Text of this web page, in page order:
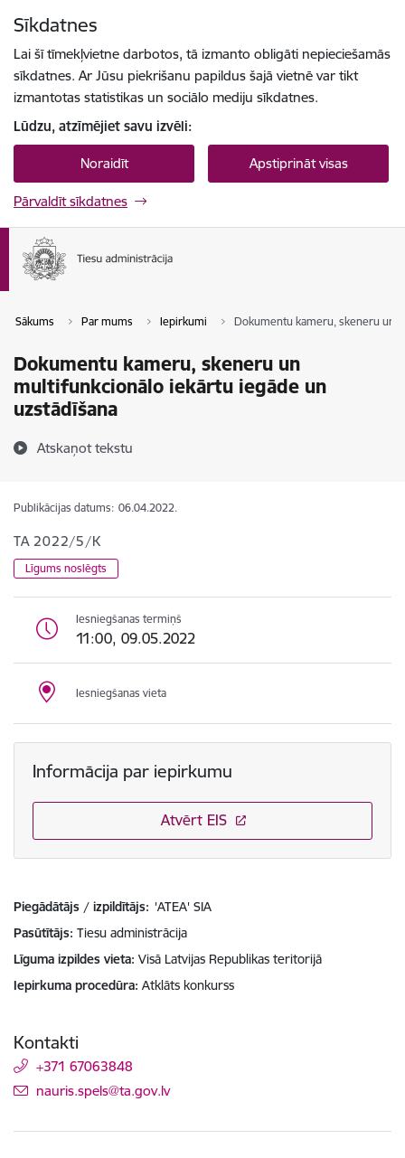
Sīkdatnes
Lai šī tīmekļvietne darbotos, tā izmanto obligāti nepieciešamās
sīkdatnes. Ar Jūsu piekrišanu papildus šajā vietnē var tikt
izmantotas statistikas un sociālo mediju sīkdatnes.
Lūdzu, atzīmējiet savu izvēli:
Noraidīt Apstiprināt visas
Pārvaldīt sīkdatnes
Sākums Par mums Iepirkumi Dokumentu kameru, skeneru un
Dokumentu kameru, skeneru un
multifunkcionālo iekārtu iegāde un
uzstādīšana
Atskaņot tekstu
Publikācijas datums: 06.04.2022.
TA 2022/5/K
Līgums noslēgts
Iesniegšanas termiņš
11:00, 09.05.2022
Iesniegšanas vieta
Informācija par iepirkumu
Atvērt EIS
Piegādātājs / izpildītājs: 'ATEA' SIA
Pasūtītājs Tiesu administrācija
Līguma izpildes vieta Visā Latvijas Republikas teritorijā
Iepirkuma procedūra Atklāts konkurss
Kontakti
+371 67063848
E-pasts:
nauris.spels@ta.gov.lv